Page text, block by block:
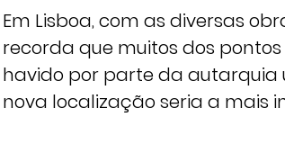
Em Lisboa, com as diversas
recorda que muitos dos
havido por parte da autarquia
nova localização seria a mais